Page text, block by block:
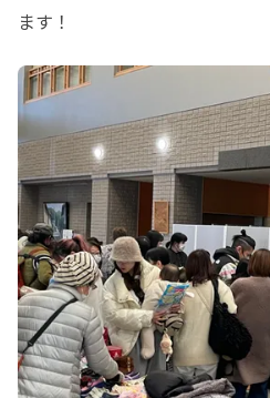
ます！